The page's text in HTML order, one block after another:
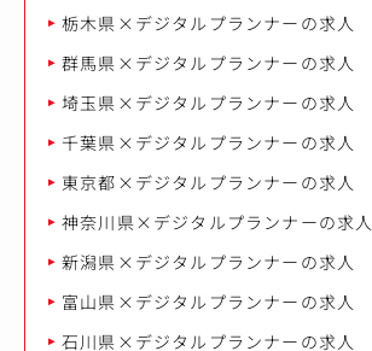
栃木県×デジタルプランナーの求人
群馬県×デジタルプランナーの求人
埼玉県×デジタルプランナーの求人
千葉県×デジタルプランナーの求人
東京都×デジタルプランナーの求人
神奈川県×デジタルプランナーの求人
新潟県×デジタルプランナーの求人
富山県×デジタルプランナーの求人
石川県×デジタルプランナーの求人